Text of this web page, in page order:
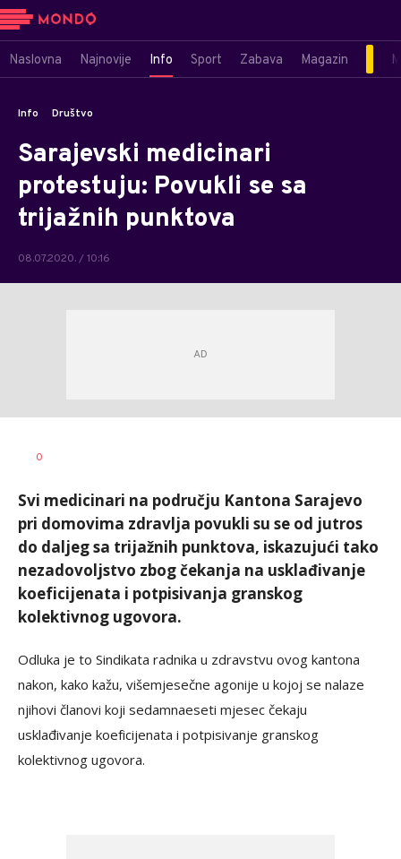
Naslovna Najnovije Info Sport Zabava Magazin
Info Društvo
Sarajevski medicinari
protestuju: Povukli se sa
trijažnih punktova
08.07.2020. / 10:16
AUTOR
0
Svi medicinari na području Kantona Sarajevo
pri domovima zdravlja povukli su se od jutros
do daljeg sa trijažnih punktova, iskazujući tako
nezadovoljstvo zbog čekanja na usklađivanje
koeficijenata i potpisivanja granskog
kolektivnog ugovora.
Odluka je to Sindikata radnika u zdravstvu ovog kantona
nakon, kako kažu, višemjesečne agonije u kojoj se nalaze
njihovi članovi koji sedamnaeseti mjesec čekaju
usklađivanje koeficijenata i potpisivanje granskog
kolektivnog ugovora.